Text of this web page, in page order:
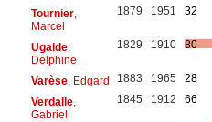
Tournier,
Marcel
1879 1951 32
Ugalde,
Delphine
1829 1910 80
Varèse, Edgard 1883 1965
28
Verdalle,
Gabriel
1845 1912 66